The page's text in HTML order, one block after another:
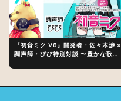
『初音ミク V6』開発者・佐々木渉 ×
調声師・びび特別対談 〜豊かな歌声